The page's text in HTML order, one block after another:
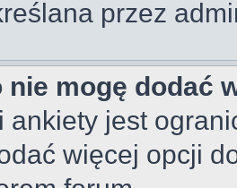
przez
nie mogę dodać
ankiety jest
więcej opcji